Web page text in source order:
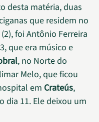
desta matéria, duas
que residem no
foi Antônio Ferreira
que era músico e
, no Norte do
Melo, que ficou
em Crateús,
dia 11. Ele deixou um